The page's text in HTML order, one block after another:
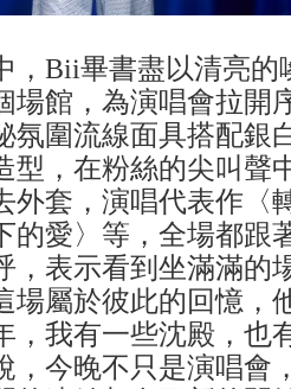
，Bii畢書盡以清亮的
場館，為演唱會拉開
氛圍流線面具搭配銀
型，在粉絲的尖叫聲
外套，演唱代表作〈
的愛〉等，全場都跟
，表示看到坐滿滿的
場屬於彼此的回憶，
，我有一些沈殿，也
，今晚不只是演唱會